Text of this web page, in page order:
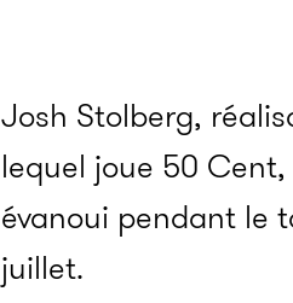
Josh Stolberg,
lequel joue 50
évanoui pendant le
juillet.